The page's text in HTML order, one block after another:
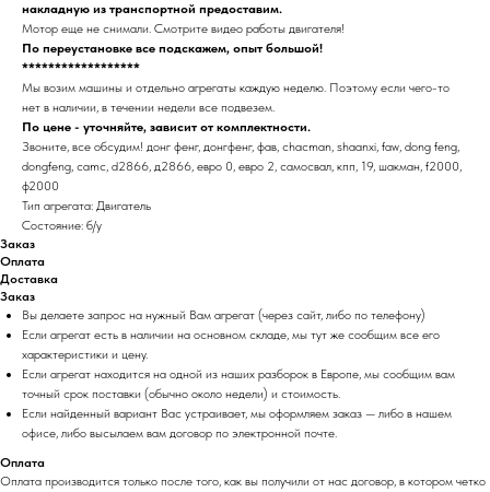
накладную из транспортной предоставим.
Мотор еще не снимали. Смотрите видео работы двигателя!
По переустановке все подскажем, опыт большой!
******************
Мы возим машины и отдельно агрегаты каждую неделю. Поэтому если чего-то
нет в наличии, в течении недели все подвезем.
По цене - уточняйте, зависит от комплектности.
Звоните, все обсудим! донг фенг, донгфенг, фав, chacman, shaanxi, faw, dong feng,
dongfeng, camc, d2866, д2866, евро 0, евро 2, самосвал, кпп, 19, шакман, f2000,
ф2000
Тип агрегата: Двигатель
Состояние: б/у
Заказ
Оплата
Доставка
Заказ
Вы делаете запрос на нужный Вам агрегат (через сайт, либо по телефону)
Если агрегат есть в наличии на основном складе, мы тут же сообщим все его
характеристики и цену.
Если агрегат находится на одной из наших разборок в Европе, мы сообщим вам
точный срок поставки (обычно около недели) и стоимость.
Если найденный вариант Вас устраивает, мы оформляем заказ — либо в нашем
офисе, либо высылаем вам договор по электронной почте.
Оплата
Оплата производится только после того, как вы получили от нас договор, в котором четко